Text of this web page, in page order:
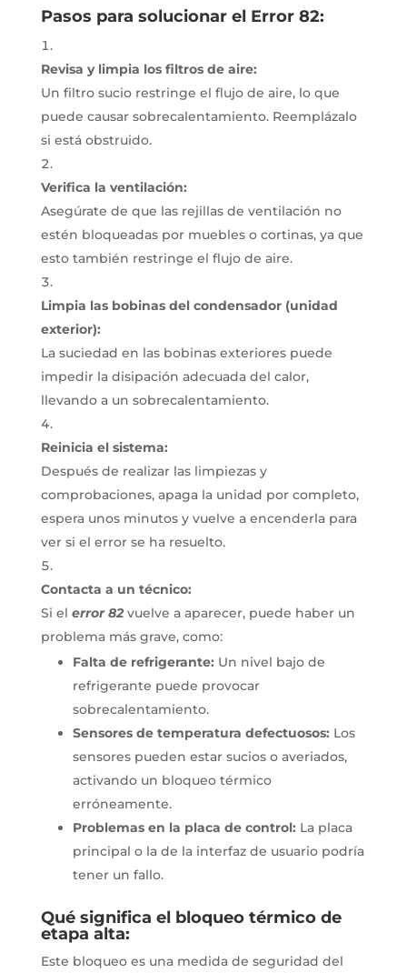
Pasos para solucionar el Error 82:
Revisa y limpia los filtros de aire:
Un filtro sucio restringe el flujo de aire, lo que
puede causar sobrecalentamiento. Reemplázalo
si está obstruido.
Verifica la ventilación:
Asegúrate de que las rejillas de ventilación no
estén bloqueadas por muebles o cortinas, ya que
esto también restringe el flujo de aire.
Limpia las bobinas del condensador (unidad
exterior):
La suciedad en las bobinas exteriores puede
impedir la disipación adecuada del calor,
llevando a un sobrecalentamiento.
Reinicia el sistema:
Después de realizar las limpiezas y
comprobaciones, apaga la unidad por completo,
espera unos minutos y vuelve a encenderla para
ver si el error se ha resuelto.
Contacta a un técnico:
Si el error 82vuelve a aparecer, puede haber un
problema más grave, como:
Falta de refrigerante: Un nivel bajo de
refrigerante puede provocar
sobrecalentamiento.
Sensores de temperatura defectuosos: Los
sensores pueden estar sucios o averiados,
activando un bloqueo térmico
erróneamente.
Problemas en la placa de control: La placa
principal o la de la interfaz de usuario podría
tener un fallo.
Qué significa el bloqueo térmico de
etapa alta:
Este bloqueo es una medida de seguridad del